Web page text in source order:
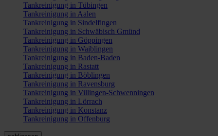
Tankreinigung in Tübingen
Tankreinigung in Aalen
Tankreinigung in Sindelfingen
Tankreinigung in Schwäbisch Gmünd
Tankreinigung in Göppingen
Tankreinigung in Waiblingen
Tankreinigung in Baden-Baden
Tankreinigung in Rastatt
Tankreinigung in Böblingen
Tankreinigung in Ravensburg
Tankreinigung in Villingen-Schwenningen
Tankreinigung in Lörrach
Tankreinigung in Konstanz
Tankreinigung in Offenburg